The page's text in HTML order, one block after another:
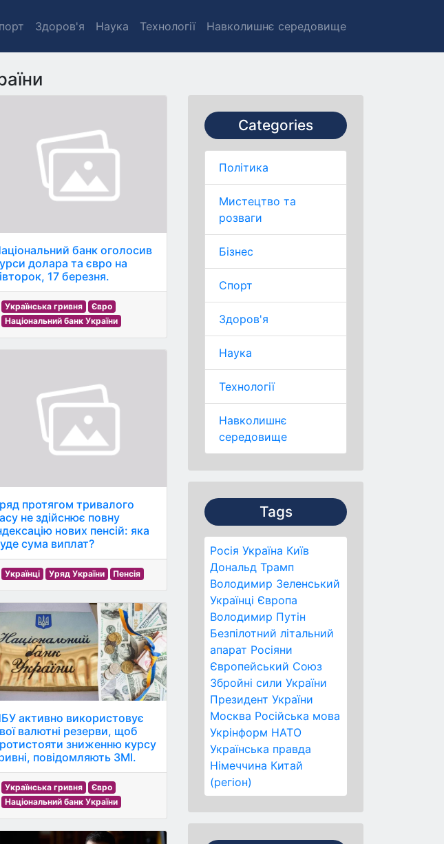
Здоров'я Наука Технології Навколишнє середовище
Categories
Політика
Мистецтво та
розваги
Бізнес
Спорт
Здоров'я
Наука
Технології
Навколишнє
середовище
Tags
Росія Україна Київ
Дональд Трамп
Володимир Зеленський
Українці Європа
Володимир Путін
Безпілотний літальний
апарат Росіяни
Європейський Союз
Збройні сили України
Президент України
Москва Російська мова
Укрінформ НАТО
Українська правда
Німеччина Китай
(регіон)
банк оголосив
долара та євро на
17 березня.
Українська гривня
Євро
Національний банк України
протягом тривалого
не здійснює повну
нових пенсій: яка
сума виплат?
Українці Уряд України Пенсія
активно використовує
валютні резерви, щоб
зниженню курсу
повідомляють ЗМІ.
Українська гривня
Євро
Національний банк України